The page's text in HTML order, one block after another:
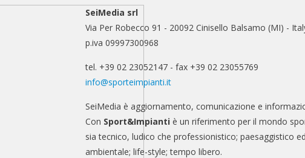
SeiMedia srl
Via Per Robecco 91 - 20092 Cinisello Balsamo (MI) -
p.iva 09997300968
tel. +39 02 23052147 - fax +39 02 23055769
info@sporteimpianti.it
SeiMedia è aggiornamento, comunicazione e
Con Sport&Impianti è un riferimento per il mondo
sia tecnico, ludico che professionistico; paesaggistico
ambientale; life-style; tempo libero.